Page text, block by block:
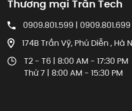
Thương mại Trần Tech
0909.801.599 | 0909.801.699
174B Trần Vỹ, Phú Diễn , Hà
T2 - T6 | 8:00 AM - 17:30 PM
Thứ 7 | 8:00 AM - 15:30 PM